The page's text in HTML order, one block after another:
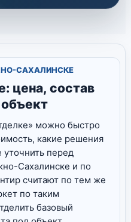
САХАЛИНСКЕ
цена, состав
можно быстро
какие решения
уточнить перед
Сахалинске и по
считают по тем же
по таким
базовый